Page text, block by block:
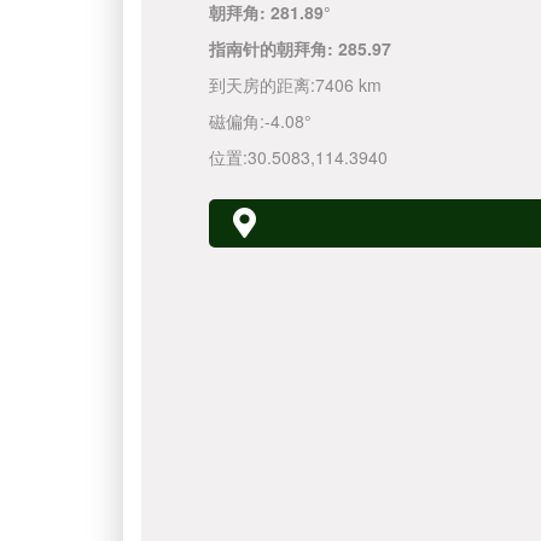
朝拜角: 281.89°
指南针的朝拜角: 285.97
到天房的距离:7406 km
磁偏角:-4.08°
位置:30.5083,114.3940